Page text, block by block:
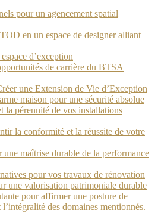
pour un agencement spatial
en un espace de designer alliant
d’exception
de carrière du BTSA
une Extension de Vie d’Exception
maison pour une sécurité absolue
la pérennité de vos installations
la conformité et la réussite de votre
maîtrise durable de la performance
pour vos travaux de rénovation
une valorisation patrimoniale durable
pour affirmer une posture de
des domaines mentionnés.